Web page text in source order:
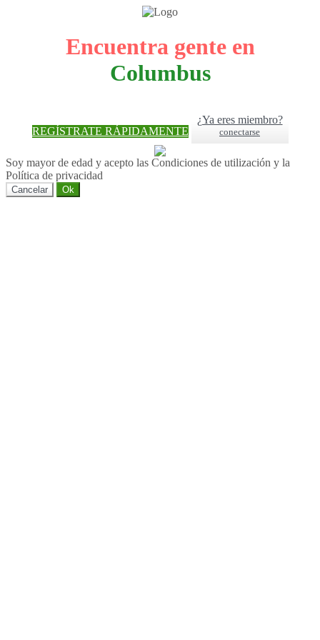
Encuentra gente en
Columbus
REGÍSTRATE RÁPIDAMENTE
¿Ya eres miembro?
conectarse
Soy mayor de edad y acepto las Condiciones de utilización y la
Política de privacidad
Cancelar Ok